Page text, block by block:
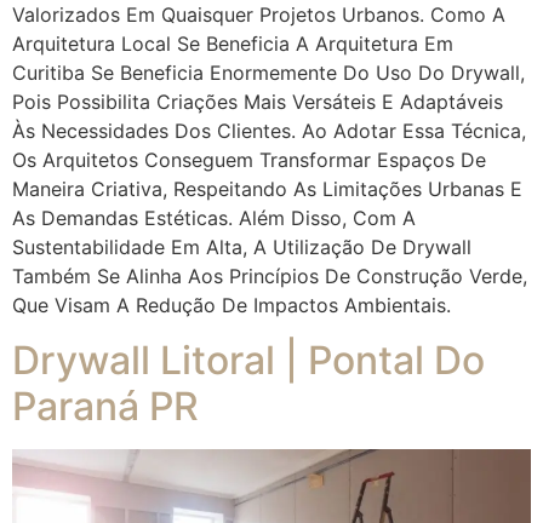
Valorizados Em Quaisquer Projetos Urbanos. Como A
Arquitetura Local Se Beneficia A Arquitetura Em
Curitiba Se Beneficia Enormemente Do Uso Do Drywall,
Pois Possibilita Criações Mais Versáteis E Adaptáveis
Às Necessidades Dos Clientes. Ao Adotar Essa Técnica,
Os Arquitetos Conseguem Transformar Espaços De
Maneira Criativa, Respeitando As Limitações Urbanas E
As Demandas Estéticas. Além Disso, Com A
Sustentabilidade Em Alta, A Utilização De Drywall
Também Se Alinha Aos Princípios De Construção Verde,
Que Visam A Redução De Impactos Ambientais.
Drywall Litoral | Pontal Do
Paraná PR